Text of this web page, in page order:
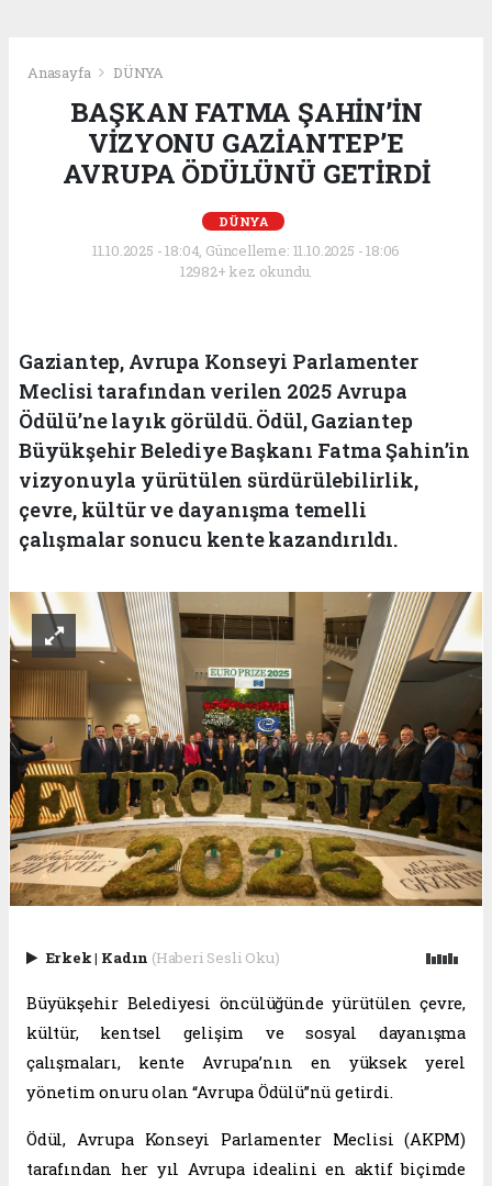
Anasayfa DÜNYA
BAŞKAN FATMA ŞAHİN’İN
VİZYONU GAZİANTEP’E
AVRUPA ÖDÜLÜNÜ GETİRDİ
DÜNYA
11.10.2025 - 18:04, Güncelleme: 11.10.2025 - 18:06
12982+ kez okundu.
Gaziantep, Avrupa Konseyi Parlamenter
Meclisi tarafından verilen 2025 Avrupa
Ödülü’ne layık görüldü. Ödül, Gaziantep
Büyükşehir Belediye Başkanı Fatma Şahin’in
vizyonuyla yürütülen sürdürülebilirlik,
çevre, kültür ve dayanışma temelli
çalışmalar sonucu kente kazandırıldı.
Erkek| Kadın (Haberi Sesli Oku)
Büyükşehir Belediyesi öncülüğünde yürütülen çevre,
kültür, kentsel gelişim ve sosyal dayanışma
çalışmaları, kente Avrupa’nın en yüksek yerel
yönetim onuru olan “Avrupa Ödülü”nü getirdi.
Ödül, Avrupa Konseyi Parlamenter Meclisi (AKPM)
tarafından her yıl Avrupa idealini en aktif biçimde